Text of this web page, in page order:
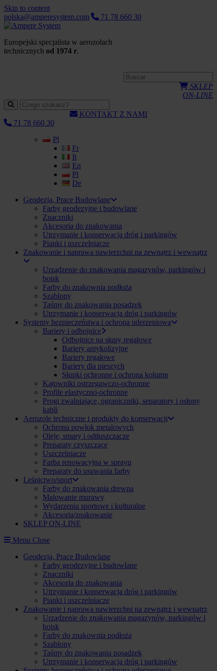
Skip to content
polska@amperesystem.com
71 78 660 30
Europejski specjalista w aerozolach
technicznych od 1974 r.
SKLEP
ON-LINE
KONTAKT Z NAMI
71 78 660 30
Pl
Fr
It
En
Pl
De
Geodezja, Prace Budowlane
Farby geodezyjne i budowlane
Znaczniki
Akcesoria do znakowania
Utrzymanie i konserwacja dróg i parkingów
Pianki i uszczelniacze
Znakowanie i naprawa nawierzchni na zewnątrz i wewnątrz
Urządzenie do znakowania magazynów, parkingów i
boisk
Farby do znakownia podłoża
Szablony
Taśmy do znakowania posadzek
Utrzymanie i konserwacja dróg i parkingów
Systemy bezpieczeństwa i ochrona uderzeniowa
Bariery i odbojnice
Odbojnice na słupy regałowe
Bariery antykolizyjne
Bariery regałowe
Bariery dla pieszych
Słupki ochronne i ochrona kolumn
Kątowniki ostrzegawczo-ochronne
Profile elastyczno-ochronne
Progi zwalniające, ograniczniki, separatory i osłony
kabli
Aerozole techniczne i produkty do konserwacji
Ochrona powłok metalowych
Oleje, smary i odtłuszczacze
Preparaty czyszczące
Uszczelniacze
Farba renowacyjna w sprayu
Preparaty do usuwania farby
Leśnictwo/sport
Farby do znakowania drewna
Malowanie murawy
Wydarzenia sportowe i kulturalne
Akcesoria/znakowanie
SKLEP ON-LINE
Menu Close
Geodezja, Prace Budowlane
Farby geodezyjne i budowlane
Znaczniki
Akcesoria do znakowania
Utrzymanie i konserwacja dróg i parkingów
Pianki i uszczelniacze
Znakowanie i naprawa nawierzchni na zewnątrz i wewnątrz
Urządzenie do znakowania magazynów, parkingów i
boisk
Farby do znakownia podłoża
Szablony
Taśmy do znakowania posadzek
Utrzymanie i konserwacja dróg i parkingów